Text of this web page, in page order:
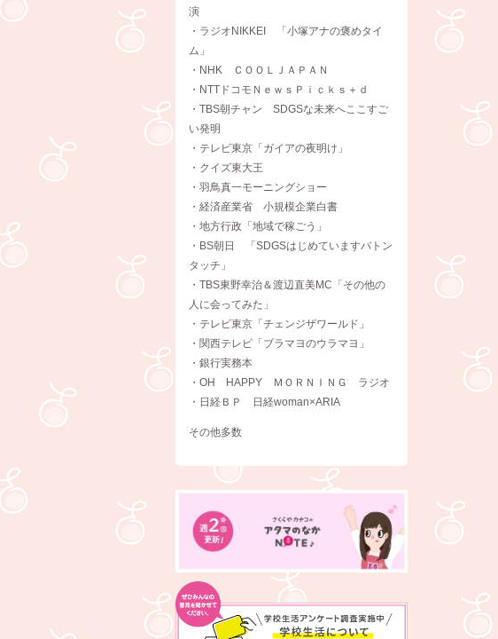
演
・ラジオNIKKEI 「小塚アナの褒めタイ
ム」
・NHK ＣＯＯＬＪＡＰＡＮ
・NTTドコモＮｅｗｓＰｉｃｋｓ＋ｄ
・TBS朝チャン SDGSな未来へここすご
い発明
・テレビ東京「ガイアの夜明け」
・クイズ東大王
・羽鳥真一モーニングショー
・経済産業省 小規模企業白書
・地方行政「地域で稼ごう」
・BS朝日 「SDGSはじめていますバトン
タッチ」
・TBS東野幸治＆渡辺直美MC「その他の
人に会ってみた」
・テレビ東京「チェンジザワールド」
・関西テレビ「ブラマヨのウラマヨ」
・銀行実務本
・OH HAPPY ＭＯＲＮＩＮＧ ラジオ
・日経ＢＰ 日経woman×ARIA
その他多数